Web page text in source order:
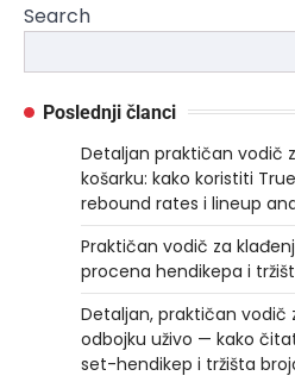
Search
Poslednji članci
Detaljan praktičan vodič
košarku: kako koristiti
rebound rates i lineup
Praktičan vodič za
procena hendikepa i
Detaljan, praktičan vodič
odbojku uživo — kako
set-hendikep i tržišta